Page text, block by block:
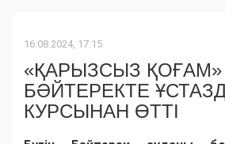
16.08.2024, 17:15
«ҚАРЫЗСЫЗ
БӘЙТЕРЕКТЕ
КУРСЫНАН ӨТТІ